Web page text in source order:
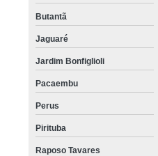
Butantã
Jaguaré
Jardim Bonfiglioli
Pacaembu
Perus
Pirituba
Raposo Tavares